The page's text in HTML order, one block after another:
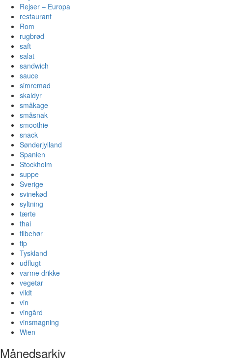
Rejser – Europa
restaurant
Rom
rugbrød
saft
salat
sandwich
sauce
simremad
skaldyr
småkage
småsnak
smoothie
snack
Sønderjylland
Spanien
Stockholm
suppe
Sverige
svinekød
syltning
tærte
thai
tilbehør
tip
Tyskland
udflugt
varme drikke
vegetar
vildt
vin
vingård
vinsmagning
Wien
Månedsarkiv